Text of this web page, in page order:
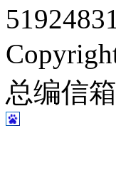
总编信